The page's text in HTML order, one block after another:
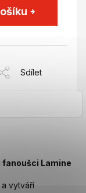
Sdílet
Lamine
vytváří